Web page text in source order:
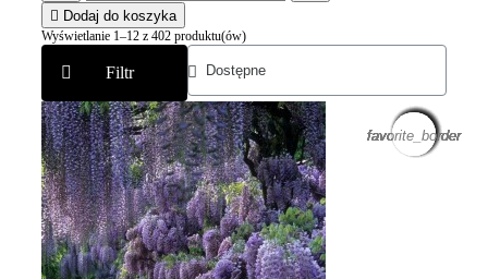
 Dodaj do koszyka
Filtr
Wyświetlanie 1–12 z 402 produktu(ów)
favorite_border
favorite_border
favorite_border
favorite_border
favorite_border
favorite_border
favorite_border
favorite_border
favorite_border
favorite_border
favorite_border
favorite_border